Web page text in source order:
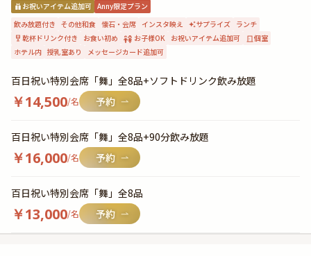
お祝いアイテム追加可 Anny限定プラン
飲み放題付き その他和食 懐石・会席 インスタ映え サプライズ ランチ
乾杯ドリンク付き
お食い初め お子様OK お祝いアイテム追加可
個室
ホテル内 授乳室あり メッセージカード追加可
百日祝い特別会席「舞」全8品+ソフトドリンク飲み放題
￥14,500/名
百日祝い特別会席「舞」全8品+90分飲み放題
￥16,000/名
百日祝い特別会席「舞」全8品
￥13,000/名